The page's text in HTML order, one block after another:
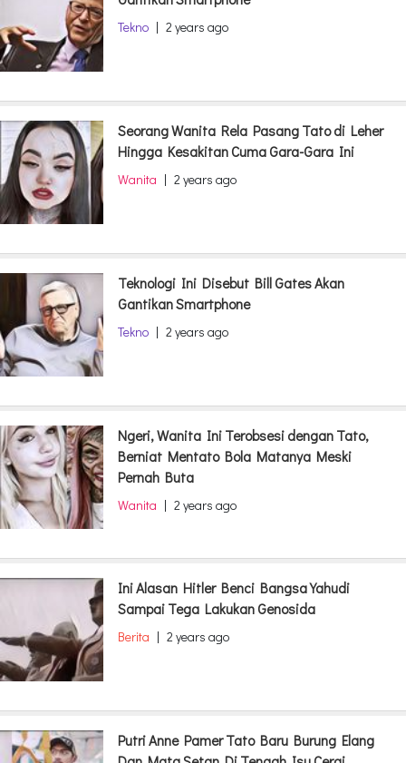
Tekno | 2 years ago
Seorang Wanita Rela Pasang Tato di Leher
Hingga Kesakitan Cuma Gara-Gara Ini
Wanita | 2 years ago
Teknologi Ini Disebut Bill Gates Akan
Gantikan Smartphone
Tekno | 2 years ago
Ngeri, Wanita Ini Terobsesi dengan Tato,
Berniat Mentato Bola Matanya Meski
Pernah Buta
Wanita | 2 years ago
Ini Alasan Hitler Benci Bangsa Yahudi
Sampai Tega Lakukan Genosida
Berita | 2 years ago
Putri Anne Pamer Tato Baru Burung Elang